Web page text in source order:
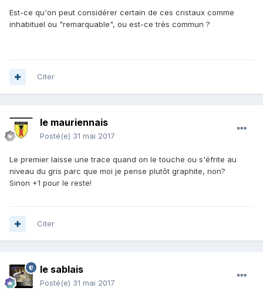
Est-ce qu'on peut considérer certain de ces cristaux comme
inhabituel ou "remarquable", ou est-ce très commun ?
Citer
le mauriennais
Posté(e) 31 mai 2017
Le premier laisse une trace quand on le touche ou s'éfrite au
niveau du gris parc que moi je pense plutôt graphite, non?
Sinon +1 pour le reste!
Citer
le sablais
Posté(e) 31 mai 2017